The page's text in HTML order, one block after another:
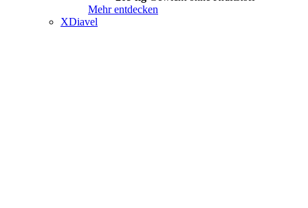
Mehr entdecken
XDiavel